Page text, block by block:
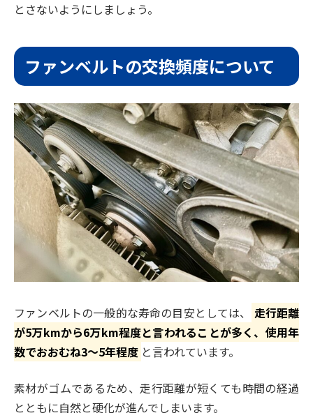
とさないようにしましょう。
ファンベルトの交換頻度について
ファンベルトの一般的な寿命の目安としては、
走行距離
が5万kmから6万km程度と言われることが多く、使用年
数でおおむね3〜5年程度 と言われています。
素材がゴムであるため、走行距離が短くても時間の経過
とともに自然と硬化が進んでしまいます。